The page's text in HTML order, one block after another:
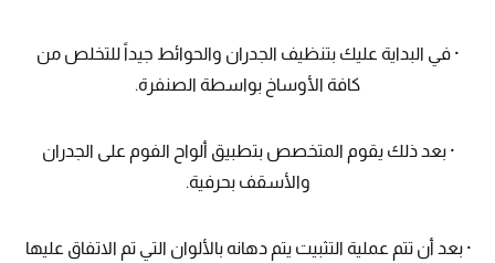
· في البداية عليك بتنظيف الجدران والحوائط جيداً للتخلص من
كافة الأوساخ بواسطة الصنفرة.
· بعد ذلك يقوم المتخصص بتطبيق ألواح الفوم على الجدران
والأسقف بحرفية.
· بعد أن تتم عملية التثبيت يتم دهانه بالألوان التي تم الاتفاق عليها